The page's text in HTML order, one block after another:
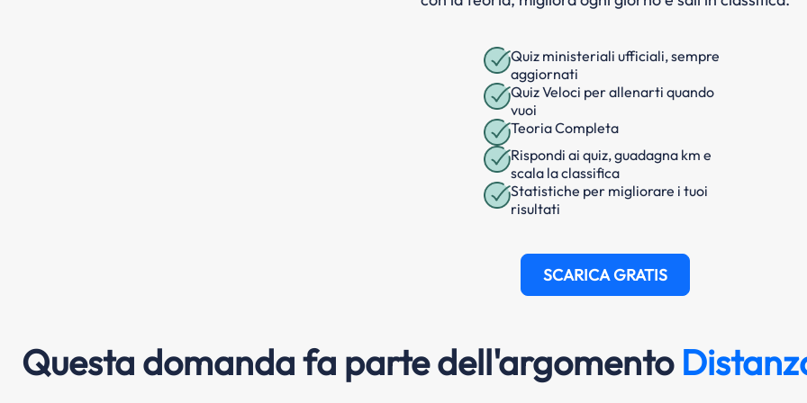
Quiz ministeriali ufficiali, sempre
aggiornati
Quiz Veloci per allenarti quando
vuoi
Teoria Completa
Rispondi ai quiz, guadagna km e
scala la classifica
Statistiche per migliorare i tuoi
risultati
SCARICA GRATIS
Questa domanda fa parte dell'argomento